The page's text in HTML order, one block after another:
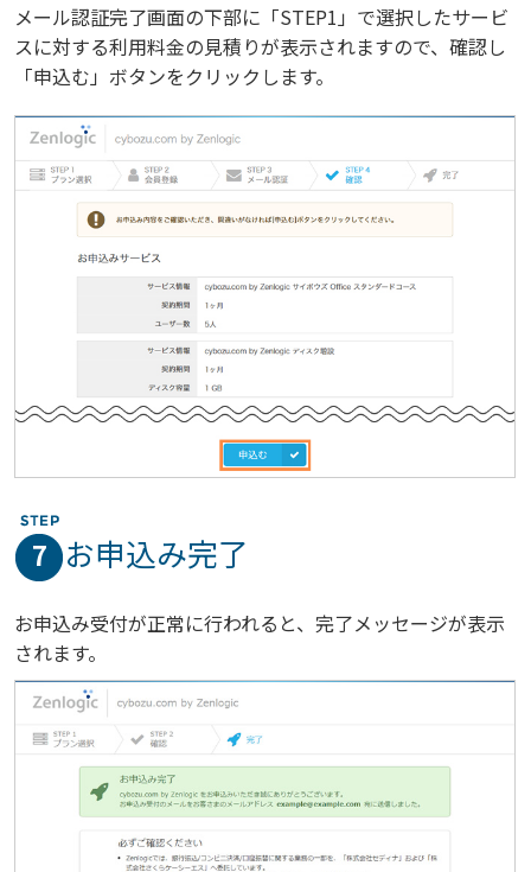
メール認証完了画面の下部に「STEP1」で選択したサービ
スに対する利用料金の見積りが表示されますので、確認し
「申込む」ボタンをクリックします。
7 お申込み完了
お申込み受付が正常に行われると、完了メッセージが表示
されます。